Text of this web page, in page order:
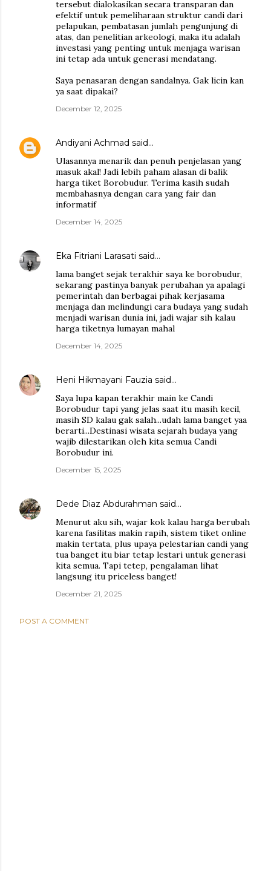
tersebut dialokasikan secara transparan dan
efektif untuk pemeliharaan struktur candi dari
pelapukan, pembatasan jumlah pengunjung di
atas, dan penelitian arkeologi, maka itu adalah
investasi yang penting untuk menjaga warisan
ini tetap ada untuk generasi mendatang.
Saya penasaran dengan sandalnya. Gak licin kan
ya saat dipakai?
December 12, 2025
Andiyani Achmad said…
Ulasannya menarik dan penuh penjelasan yang
masuk akal! Jadi lebih paham alasan di balik
harga tiket Borobudur. Terima kasih sudah
membahasnya dengan cara yang fair dan
informatif
December 14, 2025
Eka Fitriani Larasati said…
lama banget sejak terakhir saya ke borobudur,
sekarang pastinya banyak perubahan ya apalagi
pemerintah dan berbagai pihak kerjasama
menjaga dan melindungi cara budaya yang sudah
menjadi warisan dunia ini, jadi wajar sih kalau
harga tiketnya lumayan mahal
December 14, 2025
Heni Hikmayani Fauzia said…
Saya lupa kapan terakhir main ke Candi
Borobudur tapi yang jelas saat itu masih kecil,
masih SD kalau gak salah...udah lama banget yaa
berarti...Destinasi wisata sejarah budaya yang
wajib dilestarikan oleh kita semua Candi
Borobudur ini.
December 15, 2025
Dede Diaz Abdurahman said…
Menurut aku sih, wajar kok kalau harga berubah
karena fasilitas makin rapih, sistem tiket online
makin tertata, plus upaya pelestarian candi yang
tua banget itu biar tetap lestari untuk generasi
kita semua. Tapi tetep, pengalaman lihat
langsung itu priceless banget!
December 21, 2025
POST A COMMENT